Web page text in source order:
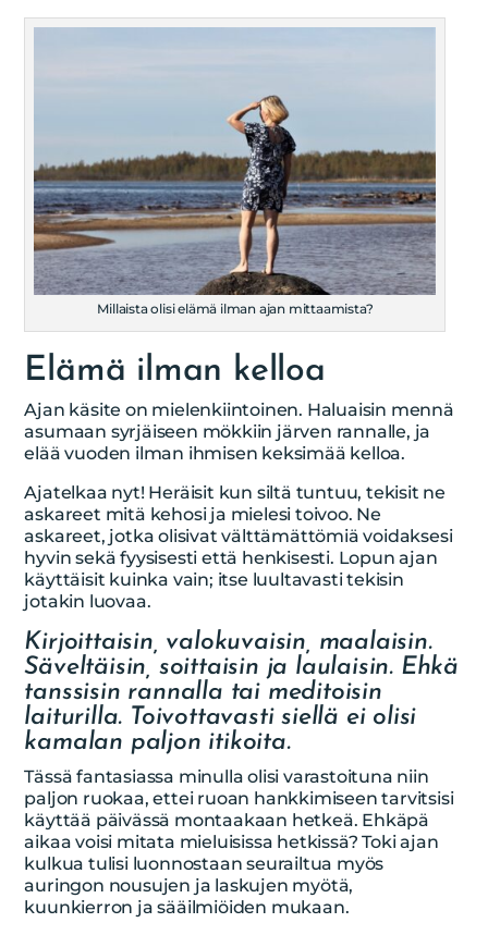
Millaista olisi elämä ilman ajan mittaamista?
Elämä ilman kelloa
Ajan käsite on mielenkiintoinen. Haluaisin mennä
asumaan syrjäiseen mökkiin järven rannalle, ja
elää vuoden ilman ihmisen keksimää kelloa.
Ajatelkaa nyt! Heräisit kun siltä tuntuu, tekisit ne
askareet mitä kehosi ja mielesi toivoo. Ne
askareet, jotka olisivat välttämättömiä voidaksesi
hyvin sekä fyysisesti että henkisesti. Lopun ajan
käyttäisit kuinka vain; itse luultavasti tekisin
jotakin luovaa.
Kirjoittaisin, valokuvaisin, maalaisin.
Säveltäisin, soittaisin ja laulaisin. Ehkä
tanssisin rannalla tai meditoisin
laiturilla. Toivottavasti siellä ei olisi
kamalan paljon itikoita.
Tässä fantasiassa minulla olisi varastoituna niin
paljon ruokaa, ettei ruoan hankkimiseen tarvitsisi
käyttää päivässä montaakaan hetkeä. Ehkäpä
aikaa voisi mitata mieluisissa hetkissä? Toki ajan
kulkua tulisi luonnostaan seurailtua myös
auringon nousujen ja laskujen myötä,
kuunkierron ja sääilmiöiden mukaan.